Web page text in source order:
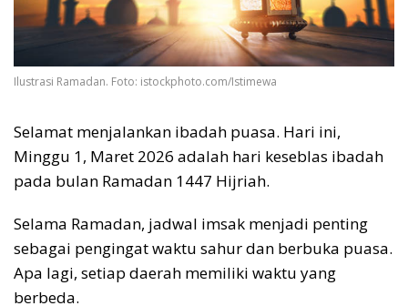
Ilustrasi Ramadan. Foto: istockphoto.com/Istimewa
Selamat menjalankan ibadah puasa. Hari ini,
Minggu 1, Maret 2026 adalah hari keseblas ibadah
pada bulan Ramadan 1447 Hijriah.
Selama Ramadan, jadwal imsak menjadi penting
sebagai pengingat waktu sahur dan berbuka puasa.
Apa lagi, setiap daerah memiliki waktu yang
berbeda.